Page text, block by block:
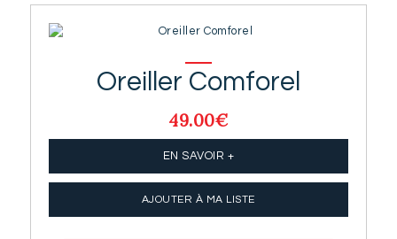
Oreiller Comforel
49.00€
EN SAVOIR +
AJOUTER À MA LISTE